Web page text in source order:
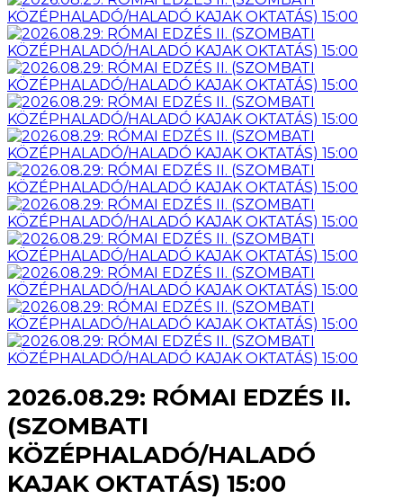
2026.08.29: RÓMAI EDZÉS II.
(SZOMBATI
KÖZÉPHALADÓ/HALADÓ
KAJAK OKTATÁS) 15:00